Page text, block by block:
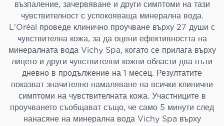
възпаление, зачервяване и други симптоми на тази
чувствителност с успокояваща минерална вода.
L'Oréal проведе клинично проучване върху 27 души с
чувствителна кожа, за да оцени ефективността на
минералната вода Vichy Spa, когато се прилага върху
лицето и други чувствителни кожни области два пъти
дневно в продължение на 1 месец. Резултатите
показват значително намаляване на всички клинични
симптоми на чувствителната кожа. Участниците в
проучването съобщават също, че само 5 минути след
нанасяне на минерална вода Vichy Spa върху